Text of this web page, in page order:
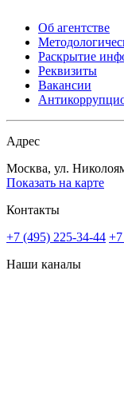
Об агентстве
Раскрытие
Реквизиты
Вакансии
Адрес
Москва, ул.
Показать на карте
Контакты
+7 (495) 225-34-44 +7
Наши каналы